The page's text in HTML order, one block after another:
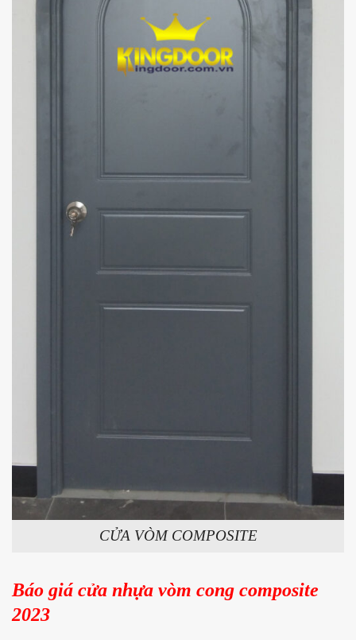
CỬA VÒM COMPOSITE
Báo giá cửa nhựa vòm cong composite
2023